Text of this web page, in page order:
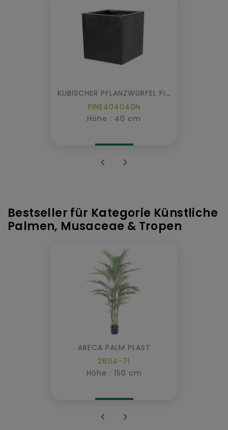
KUBISCHER PFLANZWÜRFEL FIBER
FINE404040N
Höhe : 40 cm
 
Bestseller für Kategorie Künstliche
Palmen, Musaceae & Tropen
ARECA PALM PLAST
26114-71
Höhe : 150 cm
 